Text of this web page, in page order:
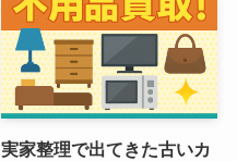
実家整理で出てきた古いカ